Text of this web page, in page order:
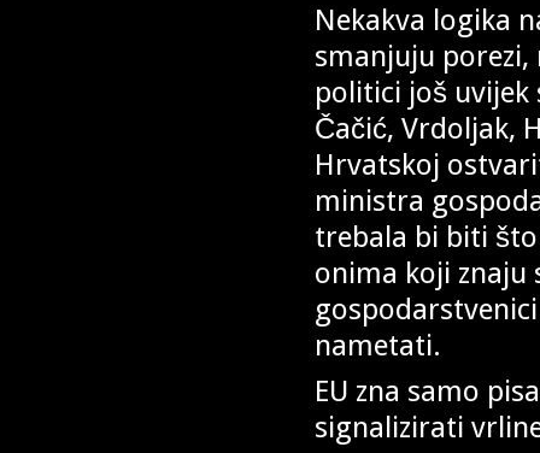
Nekakva logika
smanjuju porezi,
politici još uvijek
Čačić, Vrdoljak,
Hrvatskoj
ministra
trebala bi biti
onima koji
nametati.
EU zna samo
signalizirati